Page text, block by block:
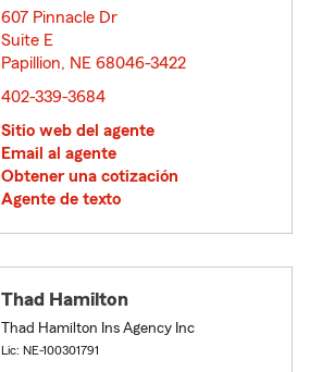
607 Pinnacle Dr
Suite E
Papillion, NE 68046-3422
402-339-3684
Sitio web del agente
Email al agente
Obtener una cotización
Agente de texto
Thad Hamilton
Thad Hamilton Ins Agency Inc
Lic: NE-100301791